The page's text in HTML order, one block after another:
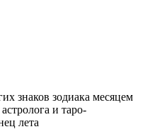
знаков зодиака месяцем
и таро-
лета